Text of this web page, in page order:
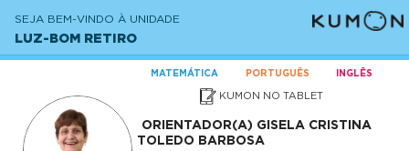
SEJA BEM-VINDO À UNIDADE
LUZ-BOM RETIRO
MATEMÁTICA PORTUGUÊS INGLÊS
KUMON NO TABLET
ORIENTADOR(A) GISELA CRISTINA
TOLEDO BARBOSA